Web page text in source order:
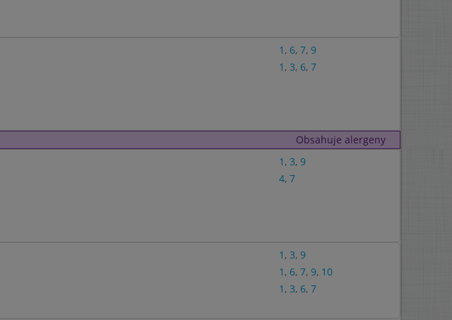
1 , 6, 7, 9
1 , 3, 6, 7
Obsahuje alergeny
1 , 3, 9
4, 7
1 , 3, 9
1 , 6, 7, 9, 10
1 , 3, 6, 7